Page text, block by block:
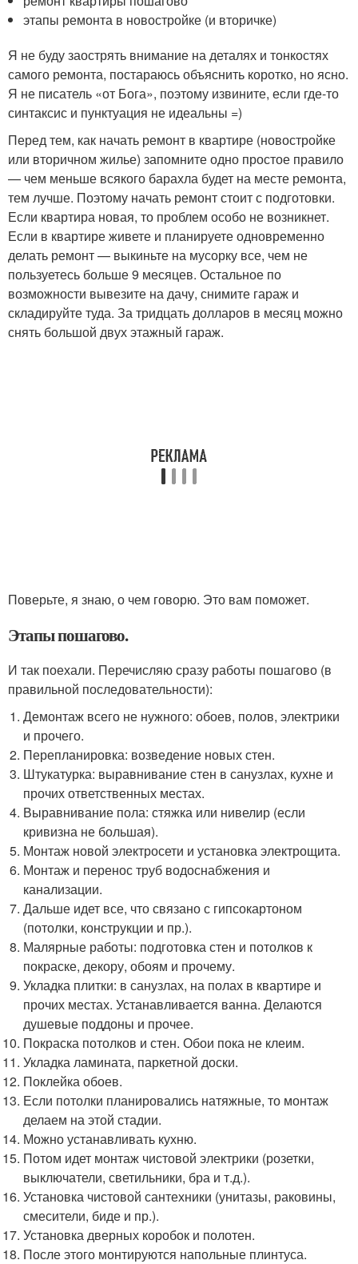
этапы ремонта в новостройке (и вторичке)
Я не буду заострять внимание на деталях и тонкостях
самого ремонта, постараюсь объяснить коротко, но ясно.
Я не писатель «от Бога», поэтому извините, если где-то
синтаксис и пунктуация не идеальны =)
Перед тем, как начать ремонт в квартире (новостройке
или вторичном жилье) запомните одно простое правило
— чем меньше всякого барахла будет на месте ремонта,
тем лучше. Поэтому начать ремонт стоит с подготовки.
Если квартира новая, то проблем особо не возникнет.
Если в квартире живете и планируете одновременно
делать ремонт — выкиньте на мусорку все, чем не
пользуетесь больше 9 месяцев. Остальное по
возможности вывезите на дачу, снимите гараж и
складируйте туда. За тридцать долларов в месяц можно
снять большой двух этажный гараж.
Поверьте, я знаю, о чем говорю. Это вам поможет.
Этапы пошагово.
И так поехали. Перечисляю сразу работы пошагово (в
правильной последовательности):
Демонтаж всего не нужного: обоев, полов, электрики
и прочего.
Перепланировка: возведение новых стен.
Штукатурка: выравнивание стен в санузлах, кухне и
прочих ответственных местах.
Выравнивание пола: стяжка или нивелир (если
кривизна не большая).
Монтаж новой электросети и установка электрощита.
Монтаж и перенос труб водоснабжения и
канализации.
Дальше идет все, что связано с гипсокартоном
(потолки, конструкции и пр.).
Малярные работы: подготовка стен и потолков к
покраске, декору, обоям и прочему.
Укладка плитки: в санузлах, на полах в квартире и
прочих местах. Устанавливается ванна. Делаются
душевые поддоны и прочее.
Покраска потолков и стен. Обои пока не клеим.
Укладка ламината, паркетной доски.
Поклейка обоев.
Если потолки планировались натяжные, то монтаж
делаем на этой стадии.
Можно устанавливать кухню.
Потом идет монтаж чистовой электрики (розетки,
выключатели, светильники, бра и т.д.).
Установка чистовой сантехники (унитазы, раковины,
смесители, биде и пр.).
Установка дверных коробок и полотен.
После этого монтируются напольные плинтуса.